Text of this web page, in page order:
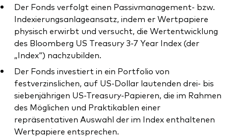
Der Fonds verfolgt einen Passivmanagement- bzw.
Indexierungsanlageansatz, indem er Wertpapiere
physisch erwirbt und versucht, die Wertentwicklung
des Bloomberg US Treasury 3-7 Year Index (der
„Index“) nachzubilden.
Der Fonds investiert in ein Portfolio von
festverzinslichen, auf US-Dollar lautenden drei- bis
siebenjährigen US-Treasury-Papieren, die im Rahmen
des Möglichen und Praktikablen einer
repräsentativen Auswahl der im Index enthaltenen
Wertpapiere entsprechen.